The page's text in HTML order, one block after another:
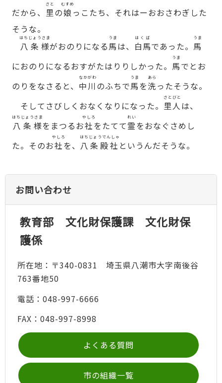
だから、 里
さと
の娘
むすめ
っこたち、それはーおおさわぎした
そうな。
八条様
はちじょうさま
がおのりになる馬
うま
は、 白馬
はくば
であった。 馬
うま
におのりになるおすがたはりりしかった。 馬
うま
でとお
のりをなさると、 中川
なかがわ
のふちで馬
うま
を洗
あら
ったそうな。
そしてさびしくおなくなりになった。 里人
さとびと
は、
八条様
はちじょうさま
をまつるお社
やしろ
をたてて霊
れい
をおなぐさめし
た。そのお社
やしろ
を、 八条殿社
はちじょうでんしゃ
というんだそうな。
お問い合わせ
教育部 文化財保護課 文化財保
護係
所在地：〒340-0831 埼玉県八潮市大字南後谷
763番地50
電話：048-997-6666
FAX：048-997-8998
よくある質問
市の組織一覧